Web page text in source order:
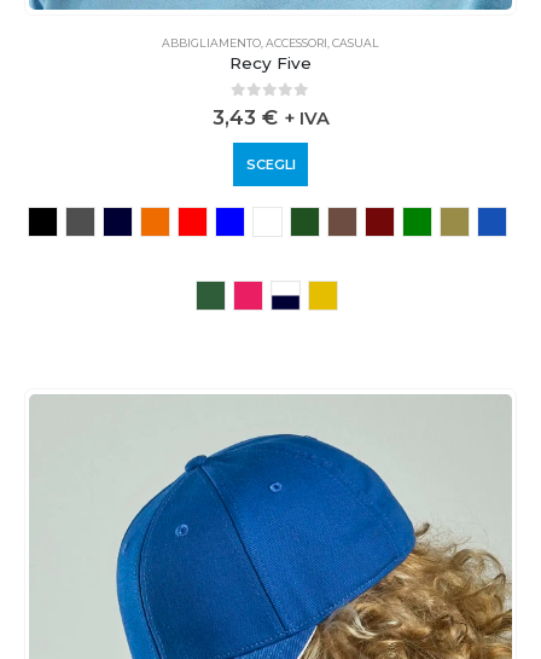
ABBIGLIAMENTO ACCESSORI CASUAL
Recy Five
0 out of 5
3,43 € + IVA
SCEGLI